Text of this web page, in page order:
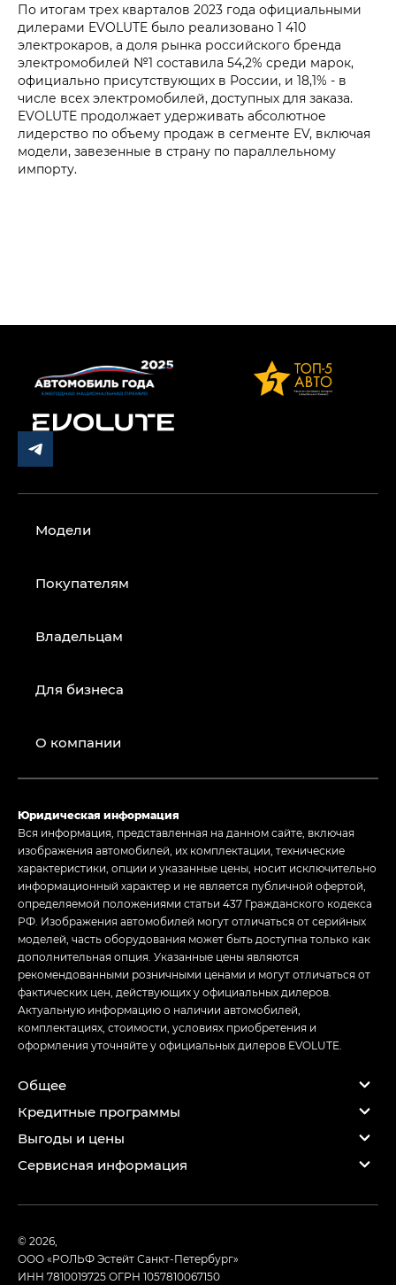
По итогам трех кварталов 2023 года официальными
дилерами EVOLUTE было реализовано 1 410
электрокаров, а доля рынка российского бренда
электромобилей №1 составила 54,2% среди марок,
официально присутствующих в России, и 18,1% - в
числе всех электромобилей, доступных для заказа.
EVOLUTE продолжает удерживать абсолютное
лидерство по объему продаж в сегменте EV, включая
модели, завезенные в страну по параллельному
импорту.
Модели
Покупателям
Владельцам
Для бизнеса
О компании
Юридическая информация
Вся информация, представленная на данном сайте, включая
изображения автомобилей, их комплектации, технические
характеристики, опции и указанные цены, носит исключительно
информационный характер и не является публичной офертой,
определяемой положениями статьи 437 Гражданского кодекса
РФ. Изображения автомобилей могут отличаться от серийных
моделей, часть оборудования может быть доступна только как
дополнительная опция. Указанные цены являются
рекомендованными розничными ценами и могут отличаться от
фактических цен, действующих у официальных дилеров.
Актуальную информацию о наличии автомобилей,
комплектациях, стоимости, условиях приобретения и
оформления уточняйте у официальных дилеров EVOLUTE.
Общее
Кредитные программы
Выгоды и цены
Сервисная информация
© 2026,
ООО «РОЛЬФ Эстейт Санкт-Петербург»
ИНН 7810019725ОГРН 1057810067150